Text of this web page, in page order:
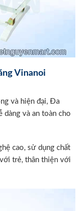
Vinanoi
và hiện đại, Đa
dàng và an toàn cho
cao, sử dụng chất
trẻ, thân thiện với